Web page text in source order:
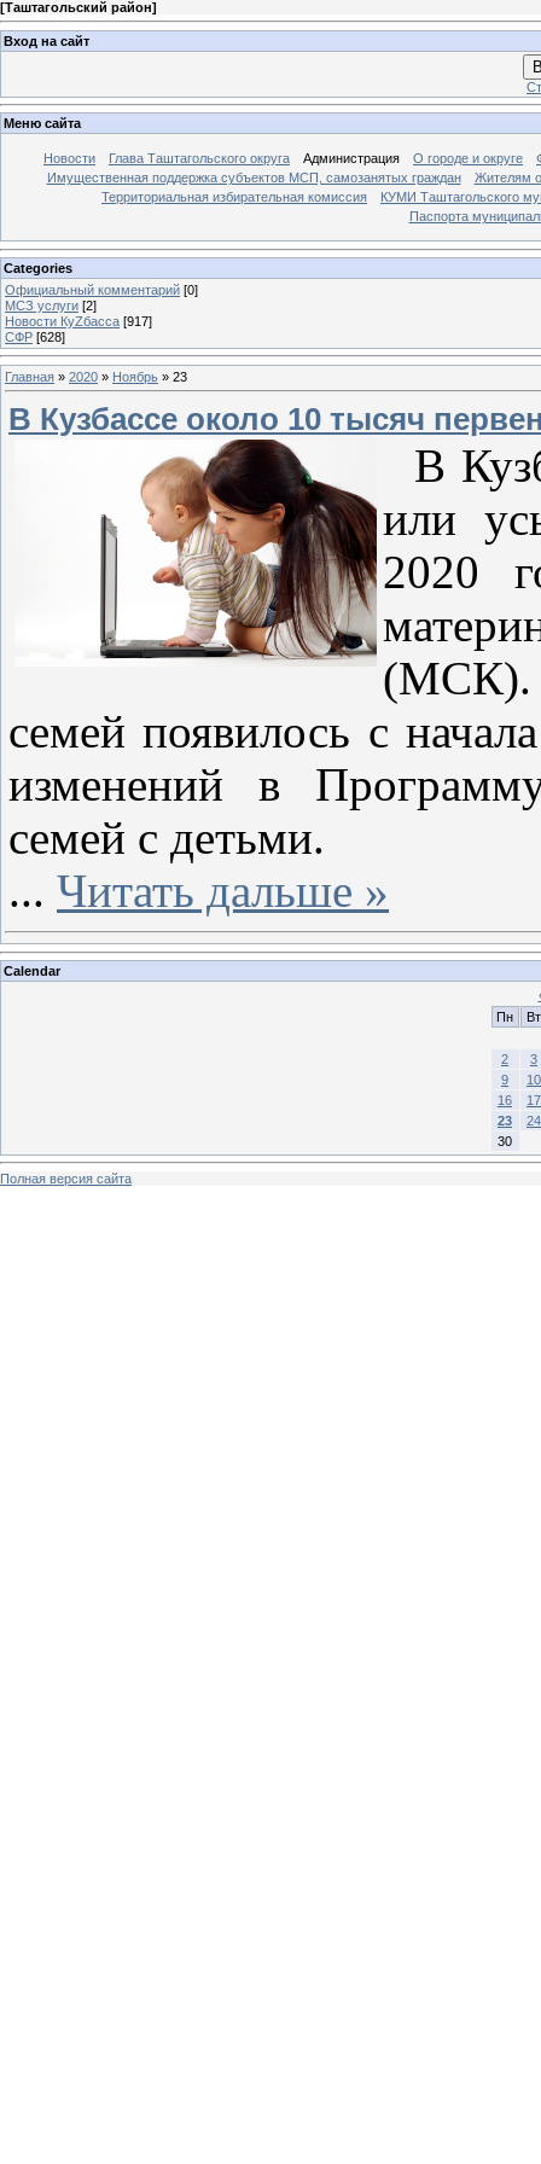
[Таштагольский район]
Вход на сайт
Меню сайта
Новости Глава Таштагольского округа Администрация О городе и округе
Имущественная поддержка субъектов МСП, самозанятых граждан
Жителям
Территориальная избирательная комиссия
КУМИ Таштагольского
Паспорта
Categories
Официальный комментарий [0]
МСЗ услуги [2]
Новости КуZбасса [917]
СФР [628]
Главная » 2020 » Ноябрь » 23
В Кузбассе около 10 тысяч
В
или
2020
(МСК).
семей появилось с
изменений в
семей с детьми.
... Читать дальше »
Calendar
Пн
Вт
2
3
9
10
16
17
23
24
30
Полная версия сайта